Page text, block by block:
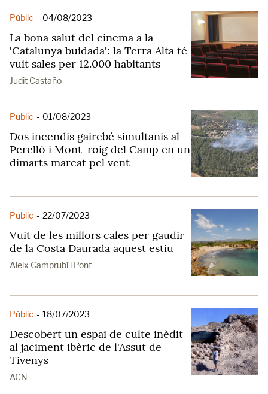
Públic - 04/08/2023
La bona salut del cinema a la
'Catalunya buidada': la Terra Alta té
vuit sales per 12.000 habitants
Judit Castaño
Públic - 01/08/2023
Dos incendis gairebé simultanis al
Perelló i Mont-roig del Camp en un
dimarts marcat pel vent
Públic - 22/07/2023
Vuit de les millors cales per gaudir
de la Costa Daurada aquest estiu
Aleix Camprubí i Pont
Públic - 18/07/2023
Descobert un espai de culte inèdit
al jaciment ibèric de l'Assut de
Tivenys
ACN